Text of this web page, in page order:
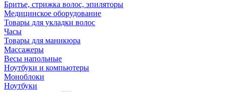
Бритье, стрижка волос, эпиляторы
Медицинское оборудование
Товары для укладки волос
Часы
Товары для маникюра
Массажеры
Весы напольные
Ноутбуки и компьютеры
Моноблоки
Ноутбуки